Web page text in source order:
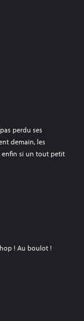
perdu ses
demain, les
enfin si un tout petit
! Au boulot !